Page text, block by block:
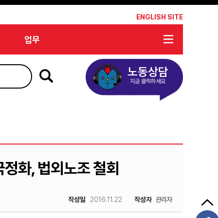
ENGLISH SITE
업무
노동상담
지금 클릭하세요
화, 법외노조 철회
작성일 2016.11.22 작성자 관리자